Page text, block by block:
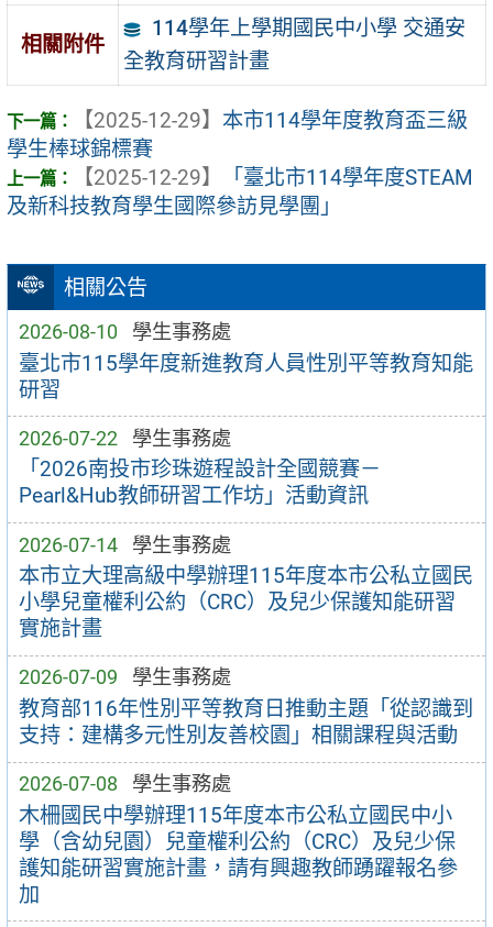
相關公告
2026-08-10 學生事務處
臺北市115學年度新進教育人員性別平等教育知能
研習
2026-07-22 學生事務處
「2026南投市珍珠遊程設計全國競賽－
Pearl&Hub教師研習工作坊」活動資訊
2026-07-14 學生事務處
本市立大理高級中學辦理115年度本市公私立國民
小學兒童權利公約（CRC）及兒少保護知能研習
實施計畫
2026-07-09 學生事務處
教育部116年性別平等教育日推動主題「從認識到
支持：建構多元性別友善校園」相關課程與活動
2026-07-08 學生事務處
木柵國民中學辦理115年度本市公私立國民中小
學（含幼兒園）兒童權利公約（CRC）及兒少保
護知能研習實施計畫，請有興趣教師踴躍報名參
加
相關附件
114學年上學期國民中小學 交通安
全教育研習計畫
【2025-12-29】 本市114學年度教育盃三級
學生棒球錦標賽
【2025-12-29】
「臺北市114學年度STEAM
及新科技教育學生國際參訪見學團」